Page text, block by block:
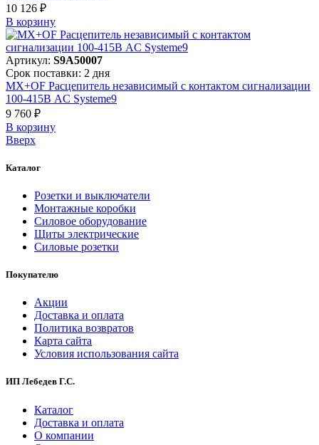
10 126 ₽
В корзинy
Артикул: S9A50007
Срок поставки: 2 дня
MX+OF Расцепитель независимый с контактом сигнализации
100-415В AC Systeme9
9 760 ₽
В корзинy
Вверх
Каталог
Розетки и выключатели
Монтажные коробки
Силовое оборудование
Щиты электрические
Силовые розетки
Покупателю
Акции
Доставка и оплата
Политика возвратов
Карта сайта
Условия использования сайта
ИП Лебедев Г.С.
Каталог
Доставка и оплата
О компании